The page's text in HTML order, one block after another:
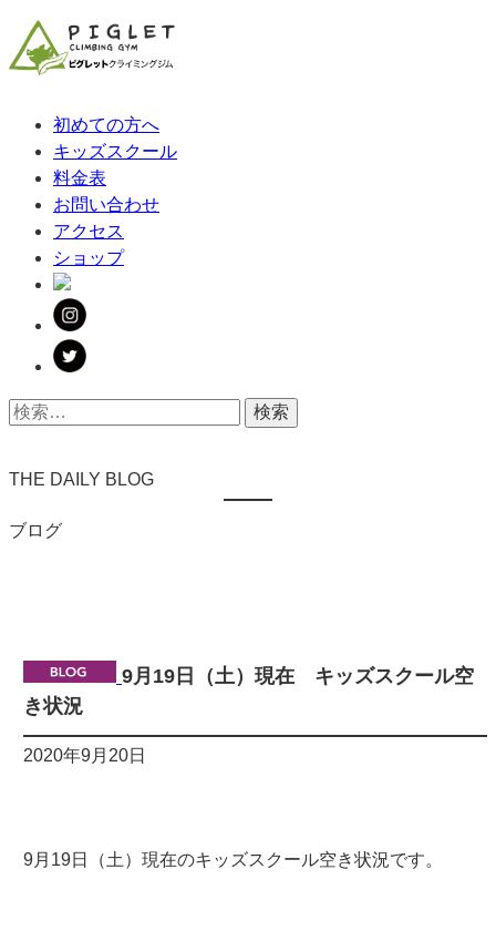
初めての方へ
キッズスクール
料金表
お問い合わせ
アクセス
ショップ
THE DAILY BLOG
ブログ
9月19日（土）現在 キッズスクール空
き状況
2020年9月20日
9月19日（土）現在のキッズスクール空き状況です。